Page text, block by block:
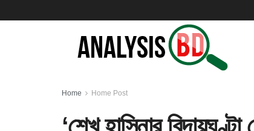
Home Home Post